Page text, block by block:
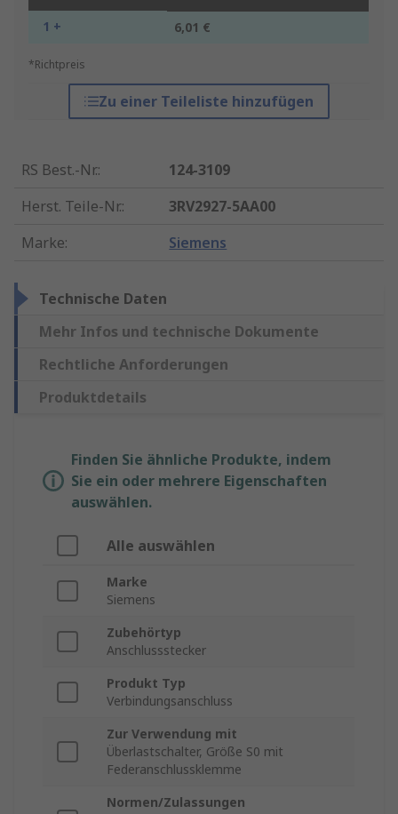
1 + 6,01 €
*Richtpreis
Zu einer Teileliste hinzufügen
RS Best.-Nr.:
124-3109
Herst. Teile-Nr.:
3RV2927-5AA00
Marke: Siemens
Technische Daten
Mehr Infos und technische Dokumente
Rechtliche Anforderungen
Produktdetails
Finden Sie ähnliche Produkte, indem
Sie ein oder mehrere Eigenschaften
auswählen.
Alle auswählen
Marke
Siemens
Zubehörtyp
Anschlussstecker
Produkt Typ
Verbindungsanschluss
Zur Verwendung mit
Überlastschalter, Größe S0 mit
Federanschlussklemme
Normen/Zulassungen